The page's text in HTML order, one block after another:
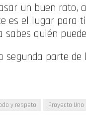
un buen rato,
es el lugar para
sabes quién
segunda parte
y respeto Proyecto Uno